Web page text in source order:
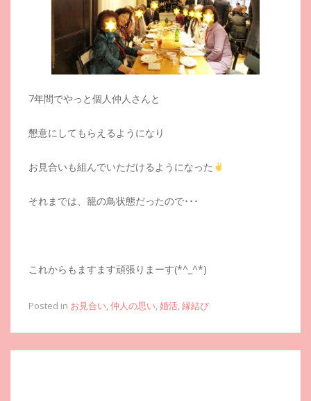
7年間でやっと個人仲人さんと
懇意にしてもらえるようになり
お見合いも組んでいただけるようになった
それまでは、籠の鳥状態だったので･･･
これからもますます頑張りまーす(*^_^*)
Posted in お見合い,仲人の思い,婚活,縁結び